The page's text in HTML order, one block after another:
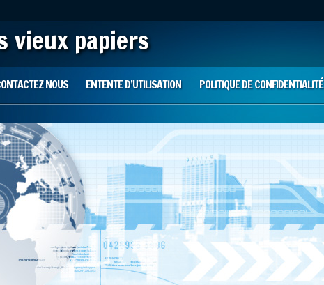
vieux papiers
NOUS ENTENTE D’UTILISATION POLITIQUE DE CONFIDENTIALITÉ